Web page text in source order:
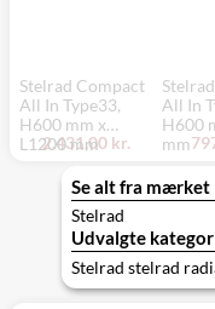
Stelrad Compact
All In Type33,
H600 mm x
L1200 mm
2.431,00 kr.
All In
H600
mm
Se alt fra mærket
Stelrad
Udvalgte
Stelrad stelrad